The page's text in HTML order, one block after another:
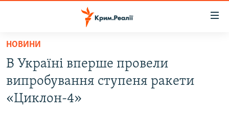
Перейти
основного
матеріалу
Перейти
до
ВОДА.КРИМ
ВІДЕО ТА ФОТО
НОВИНИ
В Україні вперше провели
випробування ступеня ракети
«Циклон-4»